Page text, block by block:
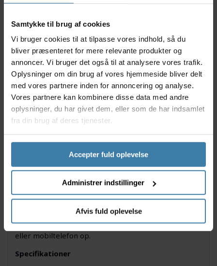
Samtykke til brug af cookies
Vi bruger cookies til at tilpasse vores indhold, så du
bliver præsenteret for mere relevante produkter og
annoncer. Vi bruger det også til at analysere vores trafik.
Oplysninger om din brug af vores hjemmeside bliver delt
med vores partnere inden for annoncering og analyse.
Vores partnere kan kombinere disse data med andre
oplysninger, du har givet dem, eller som de har indsamlet
fra din brug af deres tjenester.
Accepter fuld oplevelse
Administrer indstillinger
Afvis fuld oplevelse
slidstærke og holdbare materialer. Tasken kan klare
et vandsøjletryk på minimum 5.000 mm og er
produceret med vandtætte lynlåse, så du ikke
behøver bekymre dig om, om indholdet forbliver
tørt.
Tasken kan rumme 0,70 liter og har dermed god
plads til f.eks. værktøj, forplejning, skiftetøj,
regnjakke eller anden oppakning du måtte få brug
for på cykelturen.
Denne smarte taske fra Pro kan monteres på din
Tasken har et stort opbevaringsrum med god plads
f.eks. kan have en powerbank liggende i tasken,
mens den lader din styrmonterede cykelcomputer
eller mobiltelefon op.
Specifikationer